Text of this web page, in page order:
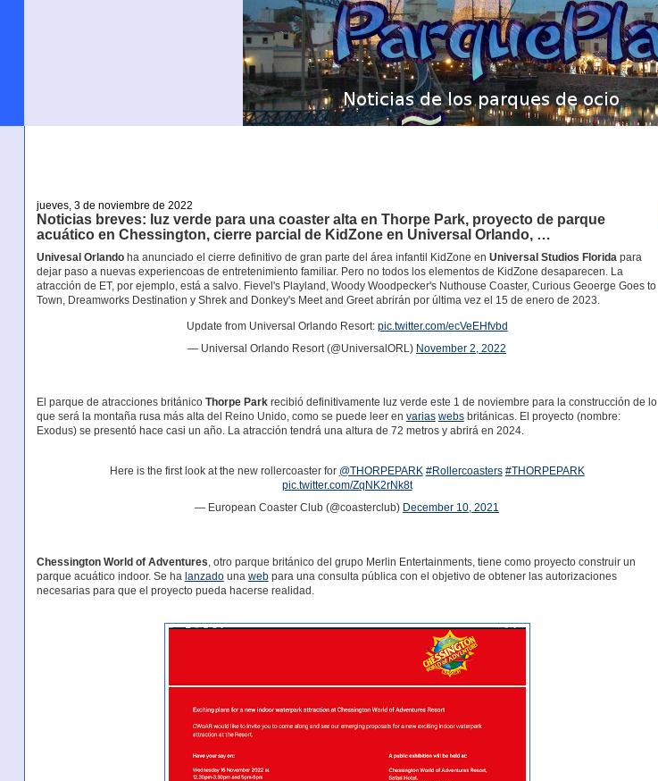
jueves, 3 de noviembre de 2022
Noticias breves: luz verde para una coaster alta en Thorpe Park, proyecto de parque
acuático en Chessington, cierre parcial de KidZone en Universal Orlando, …
Univesal Orlandoha anunciado el cierre definitivo de gran parte del área infantil KidZone en Universal Studios Floridapara
dejar paso a nuevas experiencoas de entretenimiento familiar. Pero no todos los elementos de KidZone desaparecen. La
atracción de ET, por ejemplo, está a salvo. Fievel's Playland, Woody Woodpecker's Nuthouse Coaster, Curious Geoerge Goes to
Town, Dreamworks Destination y Shrek and Donkey's Meet and Greet abrirán por última vez el 15 de enero de 2023.
Update from Universal Orlando Resort: pic.twitter.com/ecVeEHfvbd
— Universal Orlando Resort (@UniversalORL) November 2, 2022
El parque de atracciones británico Thorpe Parkrecibió definitivamente luz verde este 1 de noviembre para la construcción de lo
que será la montaña rusa más alta del Reino Unido, como se puede leer en varias websbritánicas. El proyecto (nombre:
Exodus) se presentó hace casi un año. La atracción tendrá una altura de 72 metros y abrirá en 2024.
Here is the first look at the new rollercoaster for @THORPEPARK #Rollercoasters #THORPEPARK
pic.twitter.com/ZqNK2rNk8t
— European Coaster Club (@coasterclub) December 10, 2021
Chessington World of Adventures , otro parque británico del grupo Merlin Entertainments, tiene como proyecto construir un
parque acuático indoor. Se ha lanzadouna webpara una consulta pública con el objetivo de obtener las autorizaciones
necesarias para que el proyecto pueda hacerse realidad.